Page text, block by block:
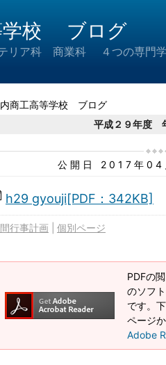
学校 ブログ
ア科 商業科 ４つの専門学
内商工高等学校 ブログ
平成２９年度
公開日 2017年
h29 gyouji[PDF：342KB]
行事計画 個別ページ
PDFの
のソフ
です。
ページ
Adobe